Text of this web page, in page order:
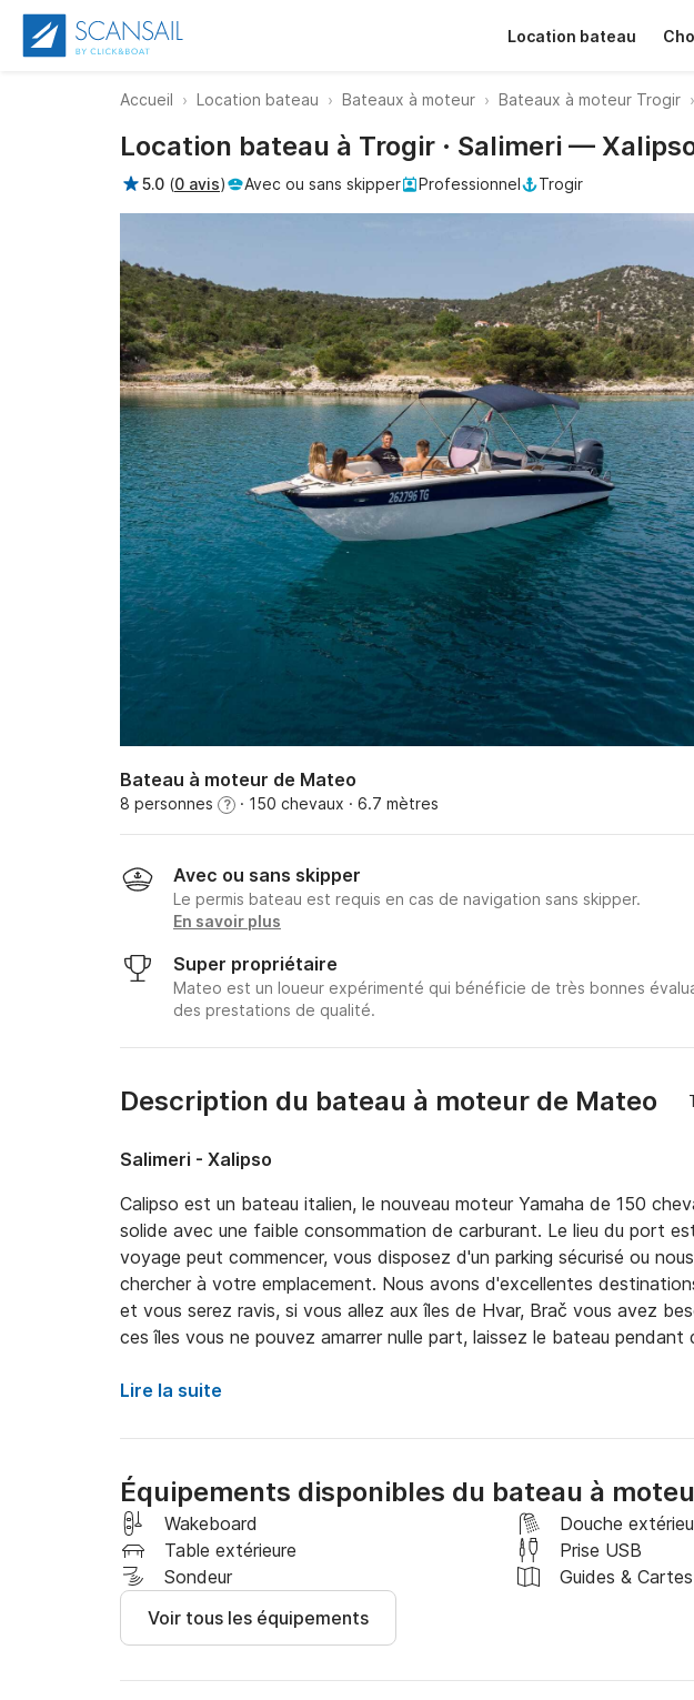
Location bateau
Accueil Location bateau Bateaux à moteur Bateaux à moteur Trogir
Location bateau à Trogir · Salimeri —
5.0 (0 avis) Avec ou sans skipper Professionnel Trogir
Bateau à moteur de Mateo
8 personnes ? · 150 chevaux · 6.7 mètres
Avec ou sans skipper
Le permis bateau est requis en cas de navigation sans skipper.
En savoir plus
Super propriétaire
Mateo est un loueur expérimenté qui bénéficie de très bonnes
des prestations de qualité.
Description du bateau à moteur de Mateo
Salimeri - Xalipso
Calipso est un bateau italien, le nouveau moteur Yamaha de 150
solide avec une faible consommation de carburant. Le lieu du port
voyage peut commencer, vous disposez d'un parking sécurisé ou
chercher à votre emplacement. Nous avons d'excellentes
et vous serez ravis, si vous allez aux îles de Hvar, Brač vous avez
ces îles vous ne pouvez amarrer nulle part, laissez le bateau pendant
inoubliable. Une belle salutation ?️
Lire la suite
Équipements disponibles du bateau à
Wakeboard
Douche
Table extérieure
Prise USB
Sondeur
Guides & Cartes
Voir tous les équipements